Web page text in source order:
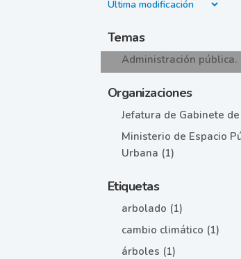
Temas
Administración pública.
Organizaciones
Jefatura de Gabinete
Ministerio de Espacio
Urbana (1)
Etiquetas
arbolado (1)
cambio climático (1)
árboles (1)